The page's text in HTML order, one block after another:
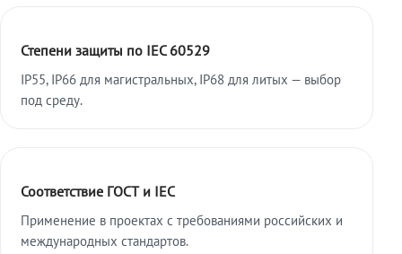
Степени защиты по IEC 60529
IP55, IP66 для магистральных, IP68 для литых — выбор
под среду.
Соответствие ГОСТ и IEC
Применение в проектах с требованиями российских и
международных стандартов.